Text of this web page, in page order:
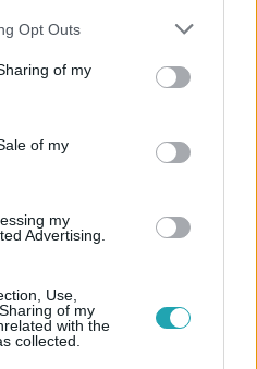
uses one or more Google
behaviour. You may click to
and its third-party tags to
purposes in below Google
Opt Outs
of my
of my
my
Advertising.
Use,
of my
with the
collected.